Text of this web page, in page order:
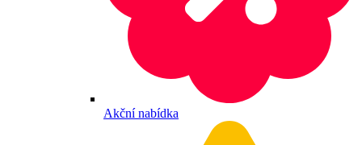
Akční nabídka